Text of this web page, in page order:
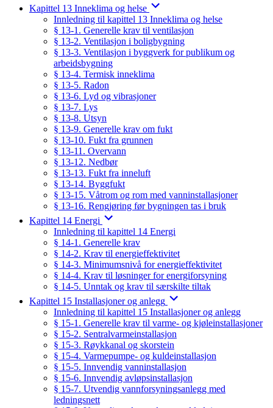
Kapittel 13 Inneklima og helse
Innledning til kapittel 13 Inneklima og helse
§ 13-1. Generelle krav til ventilasjon
§ 13-2. Ventilasjon i boligbygning
§ 13-3. Ventilasjon i byggverk for publikum og
arbeidsbygning
§ 13-4. Termisk inneklima
§ 13-5. Radon
§ 13-6. Lyd og vibrasjoner
§ 13-7. Lys
§ 13-8. Utsyn
§ 13-9. Generelle krav om fukt
§ 13-10. Fukt fra grunnen
§ 13-11. Overvann
§ 13-12. Nedbør
§ 13-13. Fukt fra inneluft
§ 13-14. Byggfukt
§ 13-15. Våtrom og rom med vanninstallasjoner
§ 13-16. Rengjøring før bygningen tas i bruk
Kapittel 14 Energi
Innledning til kapittel 14 Energi
§ 14-1. Generelle krav
§ 14-2. Krav til energieffektivitet
§ 14-3. Minimumsnivå for energieffektivitet
§ 14-4. Krav til løsninger for energiforsyning
§ 14-5. Unntak og krav til særskilte tiltak
Kapittel 15 Installasjoner og anlegg
Innledning til kapittel 15 Installasjoner og anlegg
§ 15-1. Generelle krav til varme- og kjøleinstallasjoner
§ 15-2. Sentralvarmeinstallasjon
§ 15-3. Røykkanal og skorstein
§ 15-4. Varmepumpe- og kuldeinstallasjon
§ 15-5. Innvendig vanninstallasjon
§ 15-6. Innvendig avløpsinstallasjon
§ 15-7. Utvendig vannforsyningsanlegg med
ledningsnett